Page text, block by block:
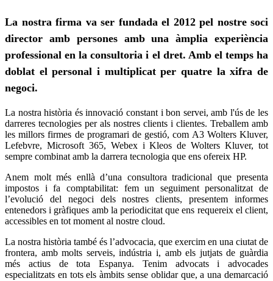
La nostra firma va ser fundada el 2012 pel nostre soci
director amb persones amb una àmplia experiència
professional en la consultoria i el dret. Amb el temps ha
doblat el personal i multiplicat per quatre la xifra de
negoci.
La nostra història és innovació constant i bon servei, amb l'ús de les
darreres tecnologies per als nostres clients i clientes. Treballem amb
les millors firmes de programari de gestió, com A3 Wolters Kluver,
Lefebvre, Microsoft 365, Webex i Kleos de Wolters Kluver, tot
sempre combinat amb la darrera tecnologia que ens ofereix HP.
Anem molt més enllà d’una consultora tradicional que presenta
impostos i fa comptabilitat: fem un seguiment personalitzat de
l’evolució del negoci dels nostres clients, presentem informes
entenedors i gràfiques amb la periodicitat que ens requereix el client,
accessibles en tot moment al nostre cloud.
La nostra història també és l’advocacia, que exercim en una ciutat de
frontera, amb molts serveis, indústria i, amb els jutjats de guàrdia
més actius de tota Espanya. Tenim advocats i advocades
especialitzats en tots els àmbits sense oblidar que, a una demarcació